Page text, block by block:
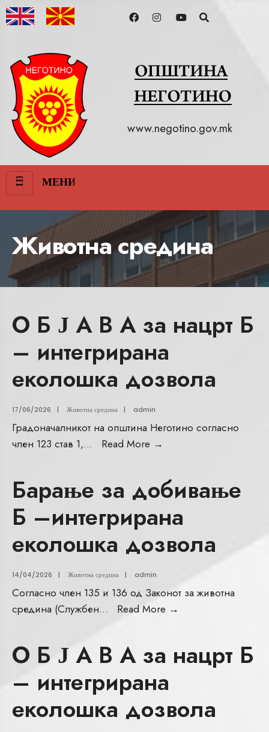
www.negotino.gov.mk
МЕНИ
III
Животна средина
О Б Ј А В А за нацрт Б
– интегрирана
еколошка дозвола
17/06/2026 | Животна средина | admin
Градоначалникот на општина Неготино согласно
член 123 став 1,... Read More →
Барање за добивање
Б –интегрирана
еколошка дозвола
14/04/2026 | Животна средина | admin
Согласно член 135 и 136 од Законот за животна
средина (Службен... Read More →
О Б Ј А В А за нацрт Б
– интегрирана
еколошка дозвола